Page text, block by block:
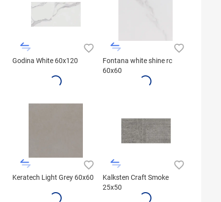
Godina White 60x120
Fontana white shine rc
60x60
Keratech Light Grey 60x60
Kalksten Craft Smoke
25x50